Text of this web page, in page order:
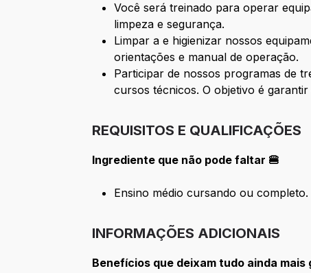
Você será treinado para operar
limpeza e segurança.
Limpar a e higienizar nossos
orientações e manual de operação.
Participar de nossos programas de
cursos técnicos. O objetivo é
REQUISITOS E QUALIFICAÇÕES
Ingrediente que não pode faltar 🍔
Ensino médio cursando ou completo.
INFORMAÇÕES ADICIONAIS
Benefícios que deixam tudo ainda mais